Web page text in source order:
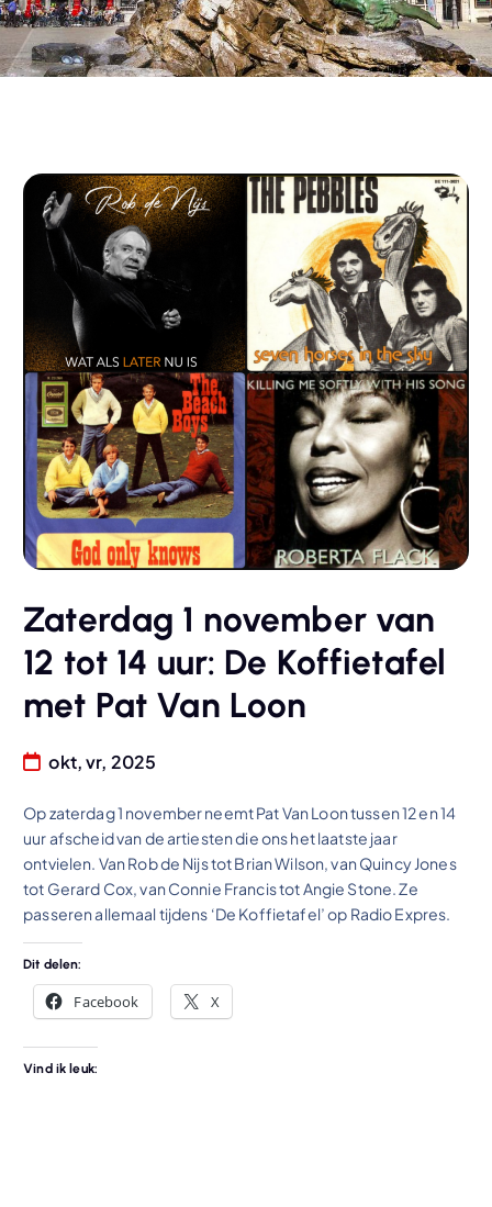
Zaterdag 1 november van
12 tot 14 uur: De Koffietafel
met Pat Van Loon
okt, vr, 2025
Op zaterdag 1 november neemt Pat Van Loon tussen 12 en 14
uur afscheid van de artiesten die ons het laatste jaar
ontvielen. Van Rob de Nijs tot Brian Wilson, van Quincy Jones
tot Gerard Cox, van Connie Francis tot Angie Stone. Ze
passeren allemaal tijdens ‘De Koffietafel’ op Radio Expres.
Dit delen:
Facebook X
Vind ik leuk: